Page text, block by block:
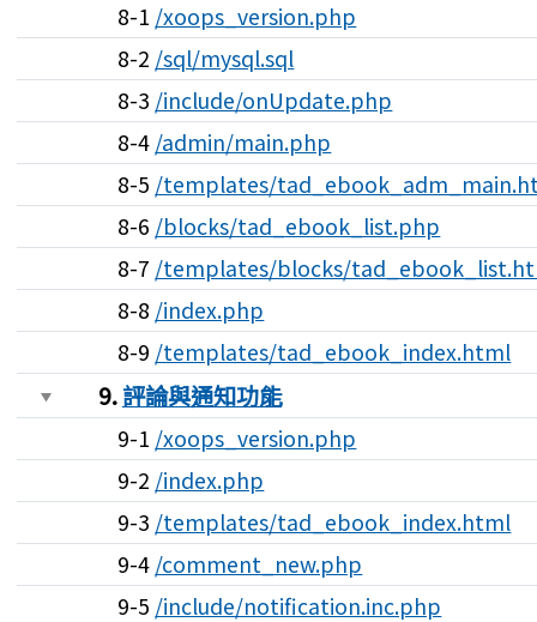
8-1 /xoops_version.php
8-2 /sql/mysql.sql
8-3 /include/onUpdate.php
8-4 /admin/main.php
8-5 /templates/
8-6 /blocks/tad_ebook_list.php
8-7 /templates/blocks/
8-8 /index.php
8-9 /templates/tad_ebook_index.html
9.評論與通知功能
9-1 /xoops_version.php
9-2 /index.php
9-3 /templates/tad_ebook_index.html
9-4 /comment_new.php
9-5 /include/notification.inc.php